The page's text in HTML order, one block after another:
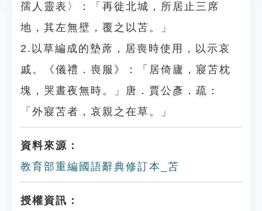
孺人靈表〉：「再徙北城，所居止三席
地，其左無壁，覆之以苫。」
2.以草編成的墊蓆，居喪時使用，以示哀
戚。《儀禮．喪服》：「居倚廬，寢苫枕
塊，哭晝夜無時。」唐．賈公彥．疏：
「外寢苫者，哀親之在草。」
資料來源：
教育部重編國語辭典修訂本_苫
授權資訊：